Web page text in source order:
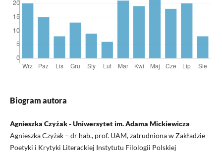
Biogram autora
Agnieszka Czyżak - Uniwersytet im. Adama Mickiewicza
Agnieszka Czyżak – dr hab., prof. UAM, zatrudniona w Zakładzie
Poetyki i Krytyki Literackiej Instytutu Filologii Polskiej